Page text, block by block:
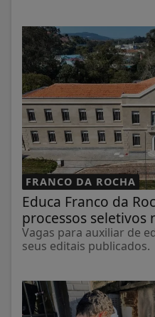
FRANCO DA ROCHA
Educa Franco da
processos seletivos
Vagas para auxiliar de
seus editais publicados.